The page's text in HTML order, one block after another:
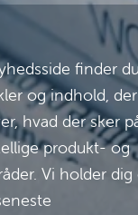
finder
og indhold,
hvad der sker
produkt- og
Vi holder
men ikke umulig!
ITIL-
proces for at sikre
it-tjenester. Men
kæmper med at få
effektivt. Hvorfor er
hvordan kan det
Læs mere →.